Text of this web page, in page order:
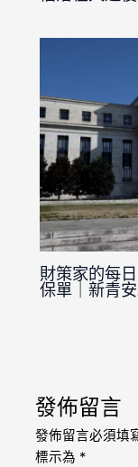
財策家的每
保單｜新青
發佈留言
發佈留言必須填
標示為 *